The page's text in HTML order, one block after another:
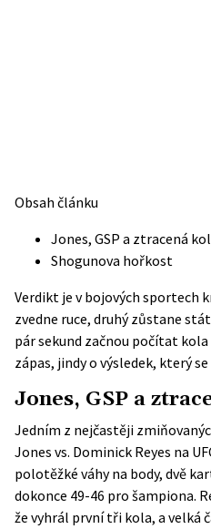
Obsah článku
Jones, GSP a ztracená
Shogunova hořkost
Verdikt je v bojových sportech
zvedne ruce, druhý zůstane
pár sekund začnou počítat kola
zápas, jindy o výsledek, který
Jones, GSP a
Jedním z nejčastěji
Jones vs. Dominick Reyes na
polotěžké váhy na body, dvě
dokonce 49-46 pro šampiona.
že vyhrál první tři kola, a velká